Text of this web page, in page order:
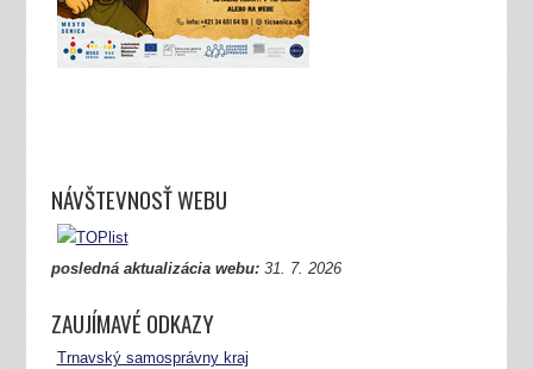
NÁVŠTEVNOSŤ WEBU
posledná aktualizácia webu:31. 7. 2026
ZAUJÍMAVÉ ODKAZY
Trnavský samosprávny kraj